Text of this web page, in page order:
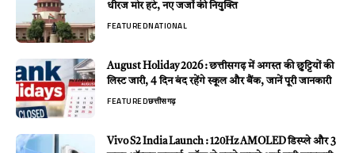
धीरज मोर हटे, नए जजों की नियुक्ति
FEATUREDNATIONAL
August Holiday 2026 : छत्तीसगढ़ में अगस्त की छुट्टियों की
लिस्ट जारी, 4 दिन बंद रहेंगे स्कूल और बैंक, जानें पूरी जानकारी
FEATUREDछत्तीसगढ़
Vivo S2 India Launch : 120Hz AMOLED डिस्प्ले और 3